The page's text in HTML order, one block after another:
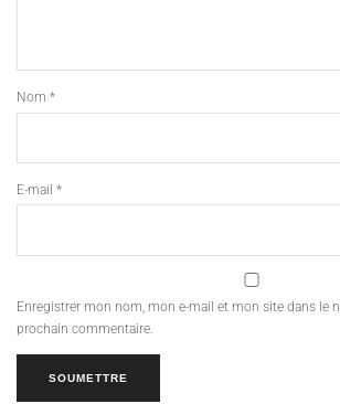
Nom *
E-mail *
Enregistrer mon nom, mon e-mail et mon site dans le
prochain commentaire.